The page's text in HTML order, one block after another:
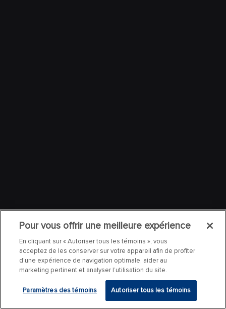
Pour vous offrir une meilleure expérience
En cliquant sur « Autoriser tous les témoins », vous
acceptez de les conserver sur votre appareil afin de profiter
d’une expérience de navigation optimale, aider au
marketing pertinent et analyser l’utilisation du site.
Paramètres des témoins Autoriser tous les témoins